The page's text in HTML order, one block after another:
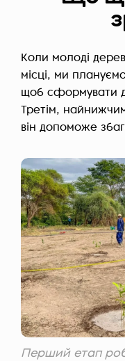
Коли молоді
місці, ми
щоб сформувати
Третім,
він допоможе
Перший етап